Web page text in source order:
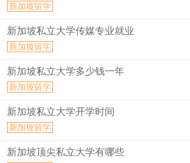
新加坡留学
新加坡私立大学传媒专业就业
新加坡留学
新加坡私立大学多少钱一年
新加坡留学
新加坡私立大学开学时间
新加坡留学
新加坡顶尖私立大学有哪些